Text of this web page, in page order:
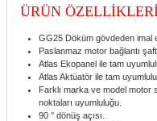
ÜRÜN
GG25 Döküm gövdeden imal
Paslanmaz motor bağlantı
Atlas Ekopanel ile tam
Atlas Aktüatör ile tam
Farklı marka ve model motor
noktaları uyumluluğu.
90 ° dönüş açısı.